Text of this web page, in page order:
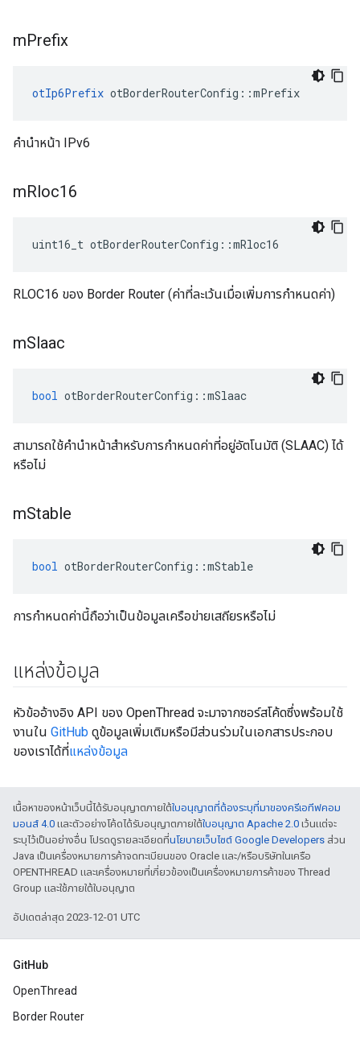
mPrefix
otIp6Prefix otBorderRouterConfig ::mPrefix
คำนำหน้า IPv6
mRloc16
uint16_t otBorderRouterConfig ::mRloc16
RLOC16 ของ Border Router (ค่าที่ละเว้นเมื่อเพิ่มการกำหนดค่า)
mSlaac
bool otBorderRouterConfig ::mSlaac
สามารถใช้คำนำหน้าสำหรับการกำหนดค่าที่อยู่อัตโนมัติ (SLAAC) ได้
หรือไม่
mStable
bool otBorderRouterConfig ::mStable
การกําหนดค่านี้ถือว่าเป็นข้อมูลเครือข่ายเสถียรหรือไม่
แหล่งข้อมูล
หัวข้ออ้างอิง API ของ OpenThread จะมาจากซอร์สโค้ดซึ่งพร้อมใช้
งานใน GitHub ดูข้อมูลเพิ่มเติมหรือมีส่วนร่วมในเอกสารประกอบ
ของเราได้ที่แหล่งข้อมูล
เนื้อหาของหน้าเว็บนี้ได้รับอนุญาตภายใต้ใบอนุญาตที่ต้องระบุที่มาของครีเอทีฟคอม
มอนส์ 4.0 และตัวอย่างโค้ดได้รับอนุญาตภายใต้ใบอนุญาต Apache 2.0 เว้นแต่จะ
ระบุไว้เป็นอย่างอื่น โปรดดูรายละเอียดที่นโยบายเว็บไซต์ Google Developers ส่วน
Java เป็นเครื่องหมายการค้าจดทะเบียนของ Oracle และ/หรือบริษัทในเครือ
OPENTHREAD และเครื่องหมายที่เกี่ยวข้องเป็นเครื่องหมายการค้าของ Thread
Group และใช้ภายใต้ใบอนุญาต
อัปเดตล่าสุด 2023-12-01 UTC
GitHub
OpenThread
Border Router